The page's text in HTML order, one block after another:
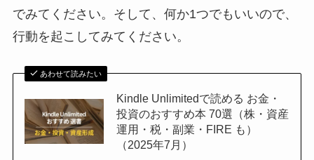
でみてください。そして、何か1つでもいいので、
行動を起こしてみてください。
あわせて読みたい
Kindle Unlimitedで読める お金・
投資のおすすめ本 70選（株・資産
運用・税・副業・FIRE も）
（2025年7月）